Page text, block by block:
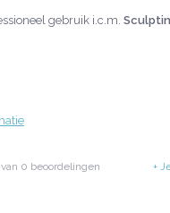
gebruik i.c.m.
+
0 beoordelingen